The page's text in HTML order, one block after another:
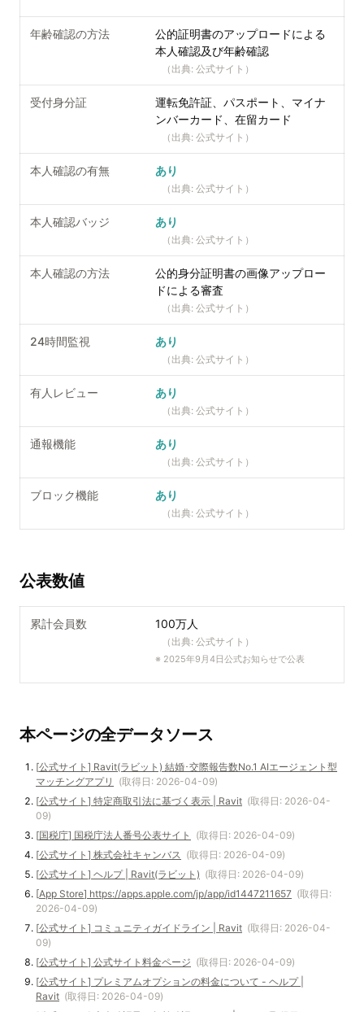
年齢確認の方法
公的証明書のアップロードによる
本人確認及び年齢確認
（出典: 公式サイト ）
受付身分証
運転免許証、パスポート、マイナ
ンバーカード、在留カード
（出典: 公式サイト ）
本人確認の有無 あり
（出典: 公式サイト ）
本人確認バッジ あり
（出典: 公式サイト ）
本人確認の方法
公的身分証明書の画像アップロー
ドによる審査
（出典: 公式サイト ）
24時間監視 あり
（出典: 公式サイト ）
有人レビュー あり
（出典: 公式サイト ）
通報機能 あり
（出典: 公式サイト ）
ブロック機能 あり
（出典: 公式サイト ）
公表数値
累計会員数 100万人
（出典: 公式サイト ）
※ 2025年9月4日公式お知らせで公表
本ページの全データソース
[公式サイト ] Ravit(ラビット) 結婚･交際報告数No.1 AIエージェント型
マッチングアプリ
(取得日: 2026-04-09)
[公式サイト ] 特定商取引法に基づく表示 | Ravit (取得日: 2026-04-
09)
[国税庁] 国税庁法人番号公表サイト (取得日: 2026-04-09)
[公式サイト ] 株式会社キャンバス (取得日: 2026-04-09)
[公式サイト ] ヘルプ | Ravit(ラビット) (取得日: 2026-04-09)
[App Store] https://apps.apple.com/jp/app/id1447211657 (取得日:
2026-04-09)
[公式サイト ] コミュニティガイドライン | Ravit (取得日: 2026-04-
09)
[公式サイト ] 公式サイト料金ページ (取得日: 2026-04-09)
[公式サイト ] プレミアムオプションの料金について - ヘルプ |
Ravit (取得日: 2026-04-09)